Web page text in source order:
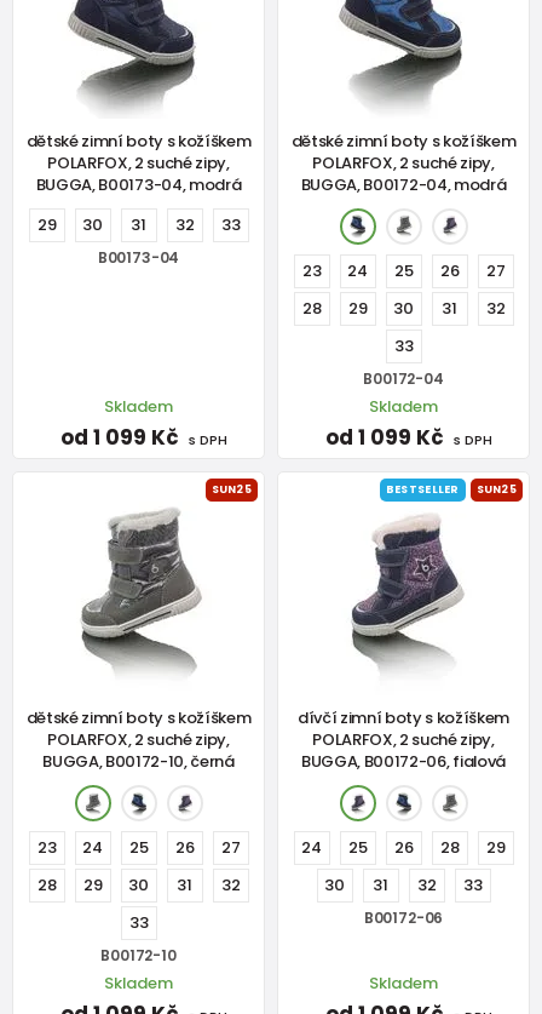
dětské zimní boty s kožíškem
POLARFOX, 2 suché zipy,
BUGGA, B00173-04, modrá
29
30 31 32 33
B00173-04
Skladem
od 1 099 Kč s DPH
dětské zimní boty s kožíškem
POLARFOX, 2 suché zipy,
BUGGA, B00172-04, modrá
23 24 25 26
27
28
29 30 31
32
33
B00172-04
Skladem
od 1 099 Kč s DPH
SUN25
dětské zimní boty s kožíškem
POLARFOX, 2 suché zipy,
BUGGA, B00172-10, černá
23 24 25 26
27
28
29 30 31
32
33
B00172-10
Skladem
BESTSELLER SUN25
dívčí zimní boty s kožíškem
POLARFOX, 2 suché zipy,
BUGGA, B00172-06, fialová
24 25 26 28
29
30
31 32 33
B00172-06
Skladem